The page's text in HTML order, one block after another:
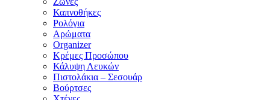
Καπνοθήκες
Ρολόγια
Αρώματα
Organizer
Κρέμες Προσώπου
Κάλυψη Λευκών
Πιστολάκια – Σεσουάρ
Βούρτσες